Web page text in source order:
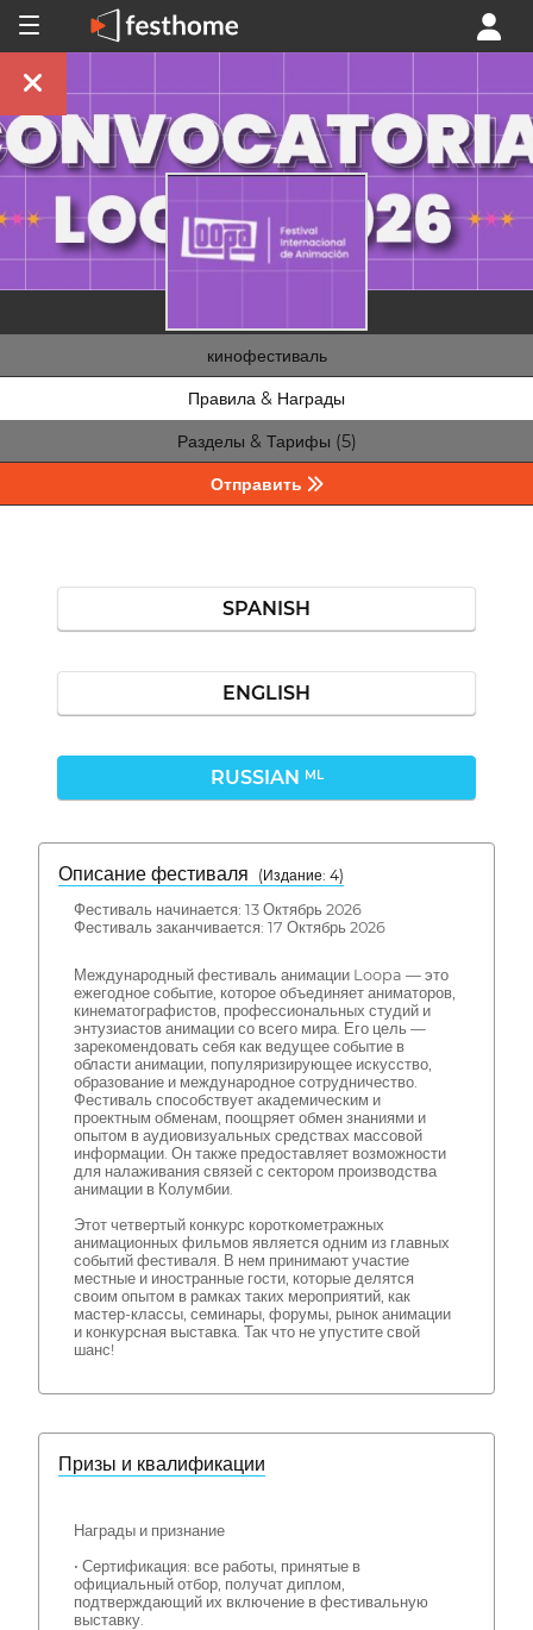
кинофестиваль
Правила & Награды
Разделы & Тарифы (5)
Отправить
SPANISH
ENGLISH
RUSSIAN ML
Описание фестиваля
( Издание: 4)
Фестиваль начинается: 13 Октябрь 2026
Фестиваль заканчивается: 17 Октябрь 2026
Международный фестиваль анимации Loopa — это
ежегодное событие, которое объединяет аниматоров,
кинематографистов, профессиональных студий и
энтузиастов анимации со всего мира. Его цель —
зарекомендовать себя как ведущее событие в
области анимации, популяризирующее искусство,
образование и международное сотрудничество.
Фестиваль способствует академическим и
проектным обменам, поощряет обмен знаниями и
опытом в аудиовизуальных средствах массовой
информации. Он также предоставляет возможности
для налаживания связей с сектором производства
анимации в Колумбии.
Этот четвертый конкурс короткометражных
анимационных фильмов является одним из главных
событий фестиваля. В нем принимают участие
местные и иностранные гости, которые делятся
своим опытом в рамках таких мероприятий, как
мастер-классы, семинары, форумы, рынок анимации
и конкурсная выставка. Так что не упустите свой
шанс!
Призы и квалификации
Награды и признание
• Сертификация: все работы, принятые в
официальный отбор, получат диплом,
подтверждающий их включение в фестивальную
выставку.